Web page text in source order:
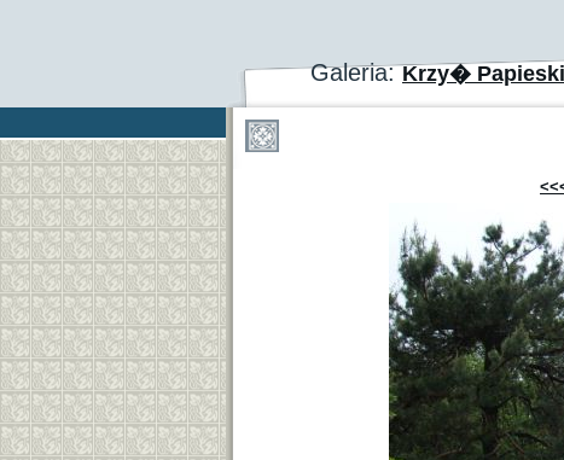
Galeria:Krzy�